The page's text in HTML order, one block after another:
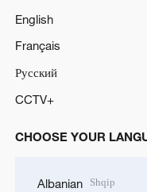
English
Français
Русский
CCTV+
CHOOSE YOUR
Albanian Shqip